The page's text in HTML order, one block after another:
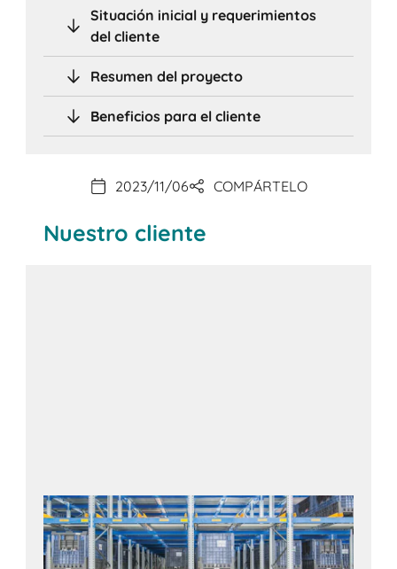
Situación inicial y requerimientos
del cliente
Resumen del proyecto
Beneficios para el cliente
2023/11/06 COMPÁRTELO
Nuestro cliente